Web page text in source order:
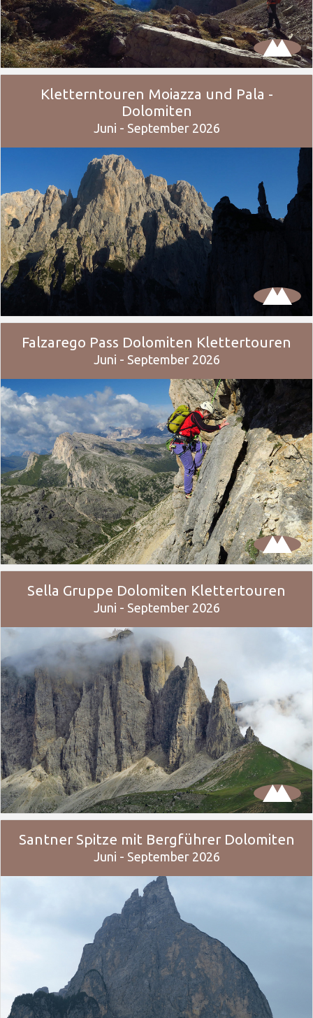
Kletterntouren Moiazza und Pala -
Dolomiten
Juni - September 2026
Falzarego Pass Dolomiten Klettertouren
Juni - September 2026
Sella Gruppe Dolomiten Klettertouren
Juni - September 2026
Santner Spitze mit Bergführer Dolomiten
Juni - September 2026